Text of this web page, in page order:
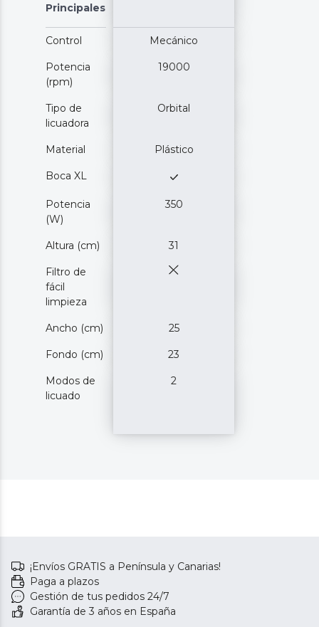
Principales
Control Mecánico
Potencia
(rpm)
19000
Tipo de
licuadora
Orbital
Material Plástico
Boca XL
Potencia
(W)
350
Altura (cm) 31
Filtro de
fácil
limpieza
Ancho (cm) 25
Fondo (cm) 23
Modos de
licuado
2
¡Envíos GRATIS a Península y Canarias!
Paga a plazos
Gestión de tus pedidos 24/7
Garantía de 3 años en España